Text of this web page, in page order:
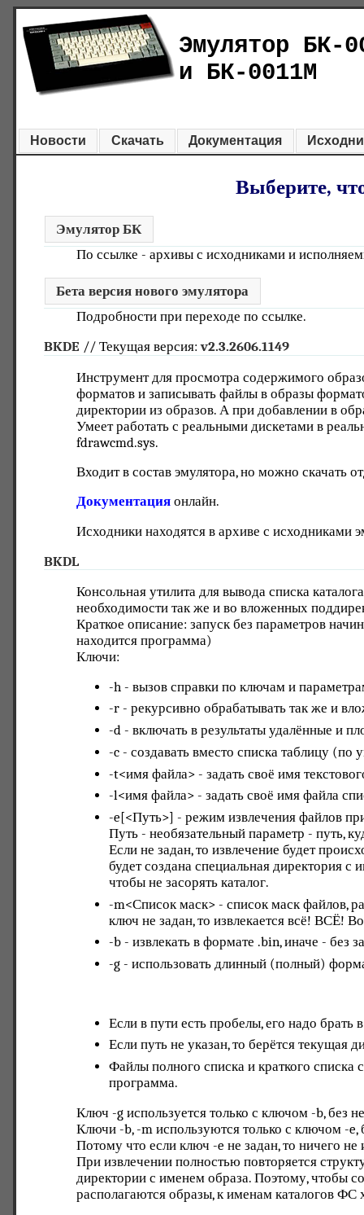
Эмулятор БК-
и БК-0011М
Новости Скачать Документация
Выберите,
Эмулятор БК
По ссылке - архивы с исходниками и
Бета версия нового эмулятора
Подробности при переходе по ссылке.
BKDE // Текущая версия:v2.3.2606.1149
Инструмент для просмотра содержимого
форматов и записывать файлы в образы
директории из образов. А при добавлении в
Умеет работать с реальными дискетами в
fdrawcmd.sys.
Входит в состав эмулятора, но можно скачать
Документация онлайн.
Исходники находятся в архиве с исходниками
BKDL
Консольная утилита для вывода списка
необходимости так же и во вложенных
Краткое описание: запуск без параметров
находится программа)
Ключи:
-h - вызов справки по ключам и
-r - рекурсивно обрабатывать так же и
-d - включать в результаты удалённые и
-c - создавать вместо списка таблицу
-t<имя файла> - задать своё имя
-l<имя файла> - задать своё имя файла
-e[<Путь>] - режим извлечения файлов
Путь - необязательный параметр - путь,
Если не задан, то извлечение будет
будет создана специальная директория
чтобы не засорять каталог.
-m<Список маск> - список маск файлов,
ключ не задан, то извлекается всё! ВСЁ!
-b - извлекать в формате .bin, иначе - без
-g - использовать длинный (полный)
Если в пути есть пробелы, его надо брать
Если путь не указан, то берётся текущая
Файлы полного списка и краткого списка
программа.
Ключ -g используется только с ключом -b, без
Ключи -b, -m используются только с ключом -e,
Потому что если ключ -e не задан, то ничего не
При извлечении полностью повторяется
директории с именем образа. Поэтому, чтобы
располагаются образы, к именам каталогов ФС